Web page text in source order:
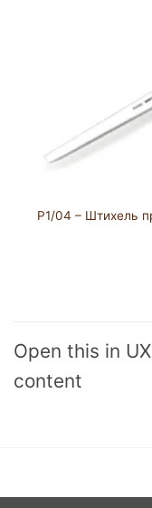
P1/04 – Штихель
Open this in
content